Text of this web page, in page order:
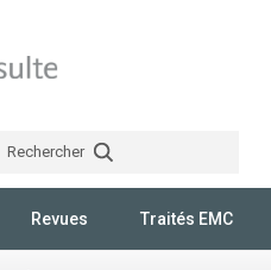
Rechercher
Revues Traités EMC